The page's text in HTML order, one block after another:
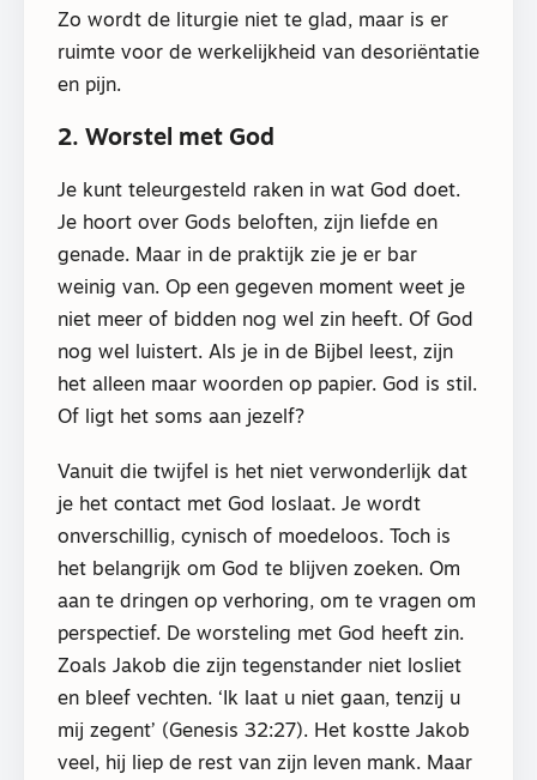
Zo wordt de liturgie niet te glad, maar is er
ruimte voor de werkelijkheid van desoriëntatie
en pijn.
2. Worstel met God
Je kunt teleurgesteld raken in wat God doet.
Je hoort over Gods beloften, zijn liefde en
genade. Maar in de praktijk zie je er bar
weinig van. Op een gegeven moment weet je
niet meer of bidden nog wel zin heeft. Of God
nog wel luistert. Als je in de Bijbel leest, zijn
het alleen maar woorden op papier. God is stil.
Of ligt het soms aan jezelf?
Vanuit die twijfel is het niet verwonderlijk dat
je het contact met God loslaat. Je wordt
onverschillig, cynisch of moedeloos. Toch is
het belangrijk om God te blijven zoeken. Om
aan te dringen op verhoring, om te vragen om
perspectief. De worsteling met God heeft zin.
Zoals Jakob die zijn tegenstander niet losliet
en bleef vechten. ‘Ik laat u niet gaan, tenzij u
mij zegent’ (Genesis 32:27). Het kostte Jakob
veel, hij liep de rest van zijn leven mank. Maar